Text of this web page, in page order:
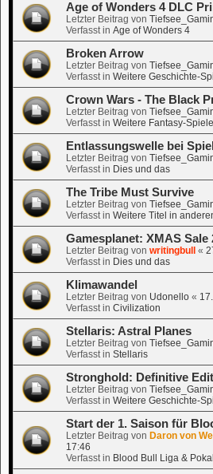
Age of Wonders 4 DLC
Letzter Beitrag von
Verfasst in Age of Wonders 4
Broken Arrow
Letzter Beitrag von
Verfasst in Weitere Geschichte-
Crown Wars - The Black
Letzter Beitrag von
Verfasst in Weitere Fantasy-Spiele
Entlassungswelle bei
Letzter Beitrag von
Verfasst in Dies und das
The Tribe Must Survive
Letzter Beitrag von
Verfasst in Weitere Titel in
Gamesplanet: XMAS Sale
Letzter Beitrag von writingbull «
Verfasst in Dies und das
Klimawandel
Letzter Beitrag von Udonello «
Verfasst in Civilization
Stellaris: Astral Planes
Letzter Beitrag von
Verfasst in Stellaris
Stronghold: Definitive
Letzter Beitrag von
Verfasst in Weitere Geschichte-
Start der 1. Saison für
Letzter Beitrag von Daron von
17:46
Verfasst in Blood Bull Liga & Pokal